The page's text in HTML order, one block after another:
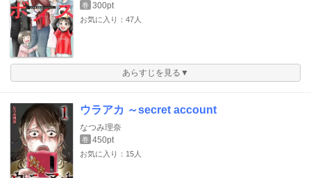
巻 300pt
お気に入り：47人
あらすじを見る▼
ウラアカ ～secret account
なつみ理奈
巻 450pt
お気に入り：15人